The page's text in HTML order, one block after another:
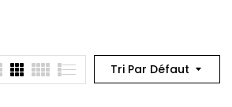
Tri Par Défaut